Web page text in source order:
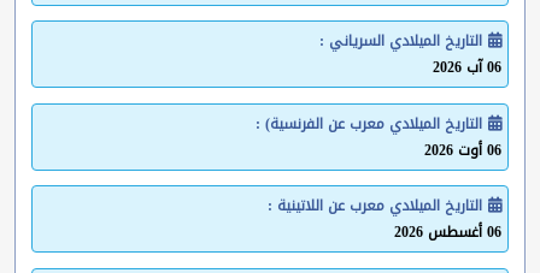
التاريخ الميلادي السرياني :
06 آب 2026
التاريخ الميلادي معرب عن الفرنسية) :
06 أوت 2026
التاريخ الميلادي معرب عن اللاتينية :
06 أغسطس 2026